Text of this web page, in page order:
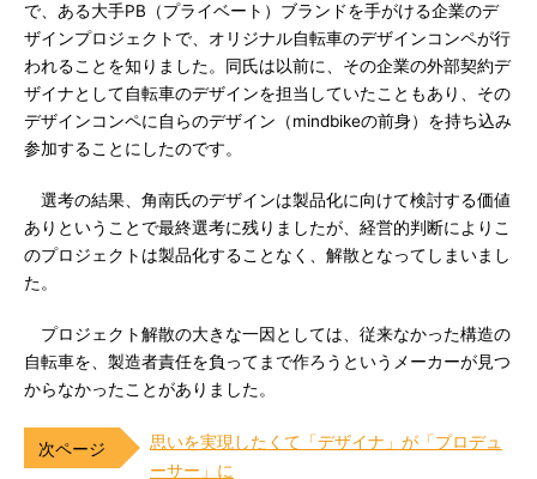
で、ある大手PB（プライベート）ブランドを手がける企業のデ
ザインプロジェクトで、オリジナル自転車のデザインコンペが行
われることを知りました。同氏は以前に、その企業の外部契約デ
ザイナとして自転車のデザインを担当していたこともあり、その
デザインコンペに自らのデザイン（mindbikeの前身）を持ち込み
参加することにしたのです。
選考の結果、角南氏のデザインは製品化に向けて検討する価値
ありということで最終選考に残りましたが、経営的判断によりこ
のプロジェクトは製品化することなく、解散となってしまいまし
た。
プロジェクト解散の大きな一因としては、従来なかった構造の
自転車を、製造者責任を負ってまで作ろうというメーカーが見つ
からなかったことがありました。
思いを実現したくて「デザイナ」が「プロデュ
ーサー」に